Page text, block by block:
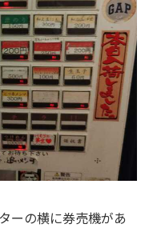
ーの横に券売機があ